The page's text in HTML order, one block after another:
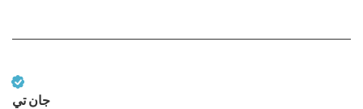
جان تي